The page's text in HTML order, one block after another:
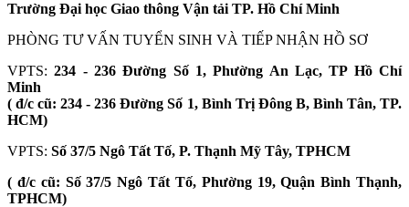
Trường Đại học Giao thông Vận tải TP. Hồ Chí Minh
PHÒNG TƯ VẤN TUYỂN SINH VÀ TIẾP NHẬN HỒ SƠ
VPTS:234 - 236 Đường Số 1, Phường An Lạc, TP Hồ Chí
Minh
( đ/c cũ: 234 - 236 Đường Số 1, Bình Trị Đông B, Bình Tân, TP.
HCM)
VPTS: Số 37/5 Ngô Tất Tố, P. Thạnh Mỹ Tây, TPHCM
( đ/c cũ: Số 37/5 Ngô Tất Tố, Phường 19, Quận Bình Thạnh,
TPHCM)